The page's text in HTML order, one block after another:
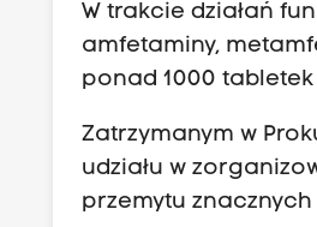
W trakcie działań
amfetaminy,
ponad 1000 tabletek
Zatrzymanym w
udziału w
przemytu